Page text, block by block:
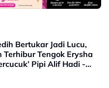
Bertukar Jadi Lucu,
Terhibur Tengok Erysha
Pipi Alif Hadi -
Bukan Sekali…”